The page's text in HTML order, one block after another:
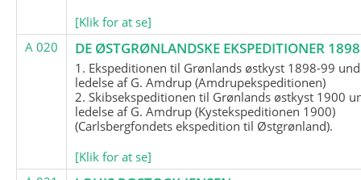
[Klik for at se]
A 020
DE ØSTGRØNLANDSKE EKSPEDITIONER
1. Ekspeditionen til Grønlands østkyst 1898-99
ledelse af G. Amdrup (Amdrupekspeditionen)
2. Skibsekspeditionen til Grønlands østkyst 1900
ledelse af G. Amdrup (Kystekspeditionen 1900)
(Carlsbergfondets ekspedition til Østgrønland).
[Klik for at se]